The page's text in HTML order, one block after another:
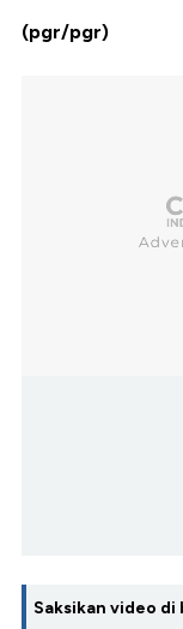
(pgr/pgr)
Saksikan video di